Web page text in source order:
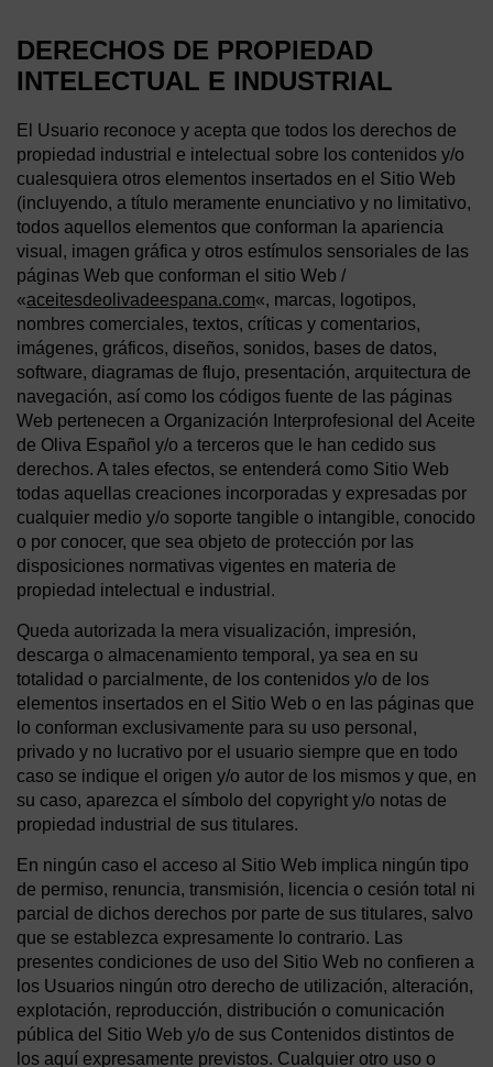
DERECHOS DE PROPIEDAD
INTELECTUAL E INDUSTRIAL
El Usuario reconoce y acepta que todos los derechos de
propiedad industrial e intelectual sobre los contenidos y/o
cualesquiera otros elementos insertados en el Sitio Web
(incluyendo, a título meramente enunciativo y no limitativo,
todos aquellos elementos que conforman la apariencia
visual, imagen gráfica y otros estímulos sensoriales de las
páginas Web que conforman el sitio Web /
«aceitesdeolivadeespana.com«, marcas, logotipos,
nombres comerciales, textos, críticas y comentarios,
imágenes, gráficos, diseños, sonidos, bases de datos,
software, diagramas de flujo, presentación, arquitectura de
navegación, así como los códigos fuente de las páginas
Web pertenecen a Organización Interprofesional del Aceite
de Oliva Español y/o a terceros que le han cedido sus
derechos. A tales efectos, se entenderá como Sitio Web
todas aquellas creaciones incorporadas y expresadas por
cualquier medio y/o soporte tangible o intangible, conocido
o por conocer, que sea objeto de protección por las
disposiciones normativas vigentes en materia de
propiedad intelectual e industrial.
Queda autorizada la mera visualización, impresión,
descarga o almacenamiento temporal, ya sea en su
totalidad o parcialmente, de los contenidos y/o de los
elementos insertados en el Sitio Web o en las páginas que
lo conforman exclusivamente para su uso personal,
privado y no lucrativo por el usuario siempre que en todo
caso se indique el origen y/o autor de los mismos y que, en
su caso, aparezca el símbolo del copyright y/o notas de
propiedad industrial de sus titulares.
En ningún caso el acceso al Sitio Web implica ningún tipo
de permiso, renuncia, transmisión, licencia o cesión total ni
parcial de dichos derechos por parte de sus titulares, salvo
que se establezca expresamente lo contrario. Las
presentes condiciones de uso del Sitio Web no confieren a
los Usuarios ningún otro derecho de utilización, alteración,
explotación, reproducción, distribución o comunicación
pública del Sitio Web y/o de sus Contenidos distintos de
los aquí expresamente previstos. Cualquier otro uso o